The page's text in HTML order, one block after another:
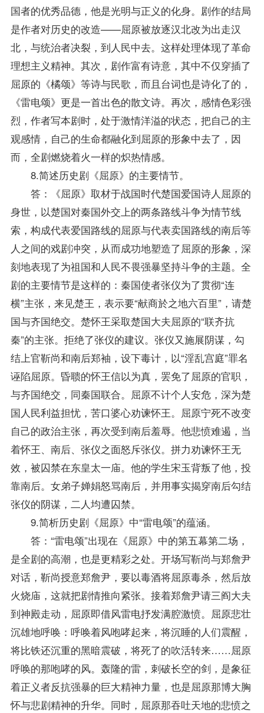
国者的优秀品德，他是光明与正义的化身。剧作的结局
是作者对历史的改造——屈原被放逐汉北改为出走汉
北，与统治者决裂，到人民中去。这样处理体现了革命
理想主义精神。其次，剧作富有诗意，其中不仅穿插了
屈原的《橘颂》等诗与民歌，而且台词也是诗化了的，
《雷电颂》更是一首出色的散文诗。再次，感情色彩强
烈，作者写本剧时，处于激情洋溢的状态，把自己的主
观感情，自己的生命都融化到屈原的形象中去了，因
而，全剧燃烧着火一样的炽热情感。
8.简述历史剧《屈原》的主要情节。
答：《屈原》取材于战国时代楚国爱国诗人屈原的
身世，以楚国对秦国外交上的两条路线斗争为情节线
索，构成代表爱国路线的屈原与代表卖国路线的南后等
人之间的戏剧冲突，从而成功地塑造了屈原的形象，深
刻地表现了为祖国和人民不畏强暴坚持斗争的主题。全
剧的主要情节是这样的：秦国使者张仪为了贯彻“连
横”主张，来见楚王，表示要“献商於之地六百里”，请楚
国与齐国绝交。楚怀王采取楚国大夫屈原的“联齐抗
秦”的主张。拒绝了张仪的建议。张仪又施展阴谋，勾
结上官靳尚和南后郑袖，设下毒计，以“淫乱宫庭”罪名
诬陷屈原。昏聩的怀王信以为真，罢免了屈原的官职，
与齐国绝交，同秦国联合。屈原不计个人安危，深为楚
国人民利益担忧，苦口婆心劝谏怀王。屈原宁死不改变
自己的政治主张，再次受到南后羞辱。他悲愤难遏，当
着怀王、南后、张仪之面怒斥张仪。拼力劝谏怀王无
效，被囚禁在东皇太一庙。他的学生宋玉背叛了他，投
靠南后。女弟子婵娟怒骂南后，并用事实揭穿南后勾结
张仪的阴谋，二人均遭囚禁。
9.简析历史剧《屈原》中“雷电颂”的蕴涵。
答：“雷电颂”出现在《屈原》中的第五幕第二场，
是全剧的高潮，也是更精彩之处。开场写靳尚与郑詹尹
对话，靳尚授意郑詹尹，要以毒酒将屈原毒杀，然后放
火烧庙，这就把剧情推向紧张。接着郑詹尹请三阎大夫
到神殿走动，屈原即借风雷电抒发满腔激愤。屈原悲壮
沉雄地呼唤：呼唤着风咆哮起来，将沉睡的人们震醒，
将比铁还沉重的黑暗震破，将死了的吹活转来……屈原
呼唤的那咆哮的风。轰隆的雷，刺破长空的剑，是象征
着正义者反抗强暴的巨大精神力量，也是屈原那博大胸
怀与悲剧精神的升华。同时，屈原那吞吐天地的悲愤之